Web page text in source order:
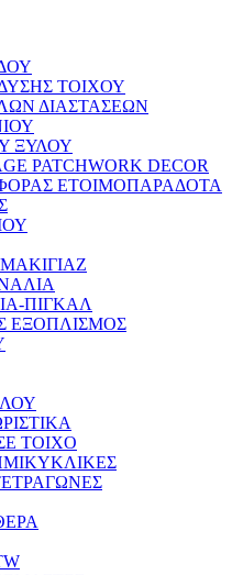
ΤΟΙΧΟΥ
ΔΙΑΣΤΑΣΕΩΝ
ΞΥΛΟΥ
PATCHWORK DECOR
ΕΤΟΙΜΟΠΑΡΑΔΟΤΑ
ΠΙΓΚΑΛ
ΕΞΟΠΛΙΣΜΟΣ
ΤΟΙΧΟ